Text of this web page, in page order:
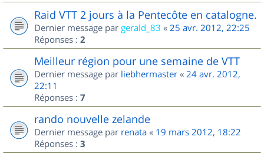
Raid VTT 2 jours à la Pentecôte en catalogne.
Dernier message par gerald_83 « 25 avr. 2012, 22:25
Réponses : 2
Meilleur région pour une semaine de VTT
Dernier message par liebhermaster « 24 avr. 2012,
22:11
Réponses : 7
rando nouvelle zelande
Dernier message par renata « 19 mars 2012, 18:22
Réponses : 3